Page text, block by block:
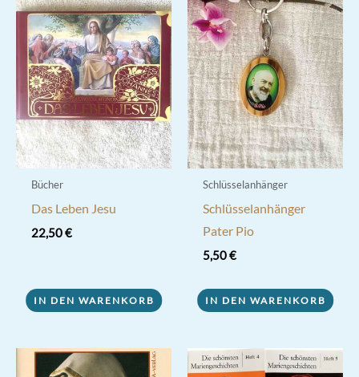
Bücher
Das Leben Jesu
22,50€
IN DEN WARENKORB
Schlüsselanhänger
Schlüsselanhänger
Pater Pio
5,50€
IN DEN WARENKORB